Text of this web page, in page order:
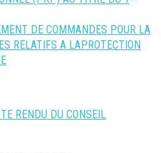
DE COMMANDES POUR LA
RELATIFS A LAPROTECTION
RENDU DU CONSEIL